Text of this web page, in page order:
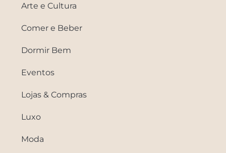
Arte e Cultura
Comer e Beber
Dormir Bem
Eventos
Lojas & Compras
Luxo
Moda